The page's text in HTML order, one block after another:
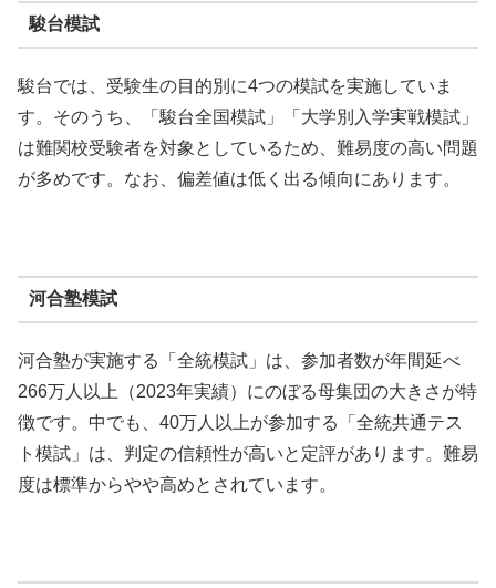
駿台模試
駿台では、受験生の目的別に4つの模試を実施していま
す。そのうち、「駿台全国模試」「大学別入学実戦模試」
は難関校受験者を対象としているため、難易度の高い問題
が多めです。なお、偏差値は低く出る傾向にあります。
河合塾模試
河合塾が実施する「全統模試」は、参加者数が年間延べ
266万人以上（2023年実績）にのぼる母集団の大きさが特
徴です。中でも、40万人以上が参加する「全統共通テス
ト模試」は、判定の信頼性が高いと定評があります。難易
度は標準からやや高めとされています。